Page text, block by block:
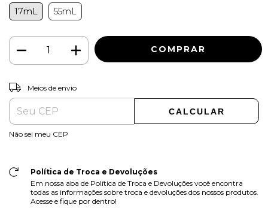
17mL 55mL
Entregas para o CEP:
Meios de envio
CALCULAR
Não sei meu CEP
Política de Troca e Devoluções
Em nossa aba de Política de Troca e Devoluções você encontra
todas as informações sobre troca e devoluções dos nossos produtos.
Acesse e fique por dentro!